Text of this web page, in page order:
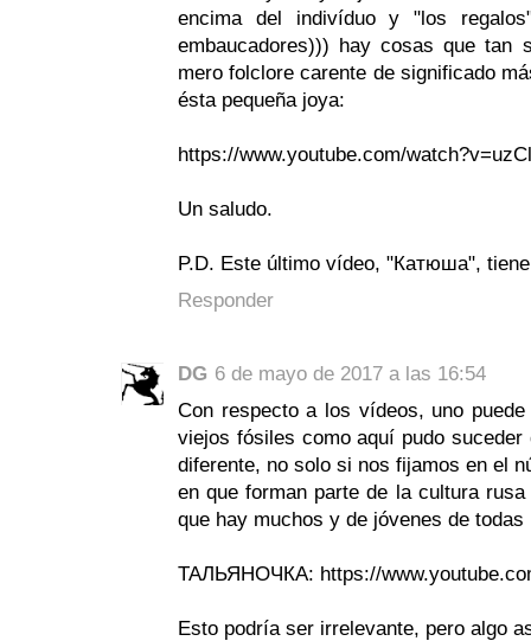
encima del indivíduo y "los
embaucadores))) hay cosas que tan
mero folclore carente de significado
ésta pequeña joya:
https://www.youtube.com/
Un saludo.
P.D. Este último vídeo, "Катюша",
Responder
DG 6 de mayo de 2017 a las 16:54
Con respecto a los vídeos, uno
viejos fósiles como aquí pudo
diferente, no solo si nos fijamos en el
en que forman parte de la cultura
que hay muchos y de jóvenes de todas
ТАЛЬЯНОЧКА: https://
Esto podría ser irrelevante, pero algo